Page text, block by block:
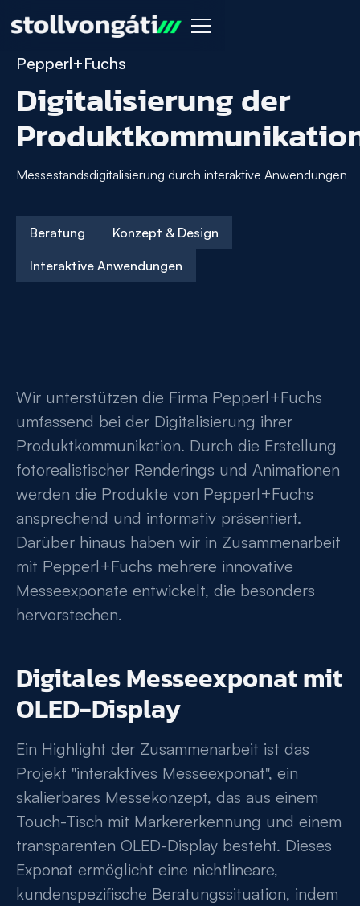
Pepperl+Fuchs
Digitalisierung der
Messestandsdigitalisierung durch interaktive Anwendungen
Beratung Konzept & Design
Interaktive Anwendungen
Wir unterstützen die Firma Pepperl+Fuchs
umfassend bei der Digitalisierung ihrer
Produktkommunikation. Durch die Erstellung
fotorealistischer Renderings und Animationen
werden die Produkte von Pepperl+Fuchs
ansprechend und informativ präsentiert.
Darüber hinaus haben wir in Zusammenarbeit
mit Pepperl+Fuchs mehrere innovative
Messeexponate entwickelt, die besonders
hervorstechen.
Digitales Messeexponat mit
OLED-Display
Ein Highlight der Zusammenarbeit ist das
Projekt "interaktives Messeexponat", ein
skalierbares Messekonzept, das aus einem
Touch-Tisch mit Markererkennung und einem
transparenten OLED-Display besteht. Dieses
Exponat ermöglicht eine nichtlineare,
kundenspezifische Beratungssituation, indem